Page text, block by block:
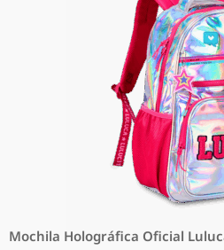
Mochila Holográfica Oficial